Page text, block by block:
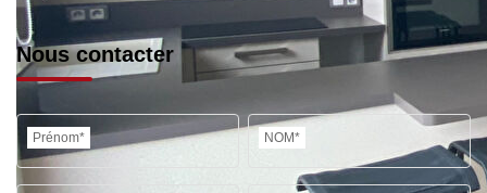
Nous contacter
Prénom* NOM*